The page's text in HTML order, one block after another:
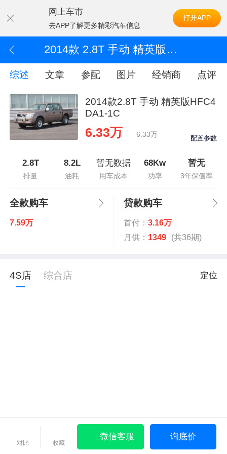
网上车市
去APP了解更多精彩汽车信息
打开APP
2014款 2.8T 手动 精英版HFC4DA1-1C
综述 文章 参配 图片 经销商 点评
2014款2.8T 手动 精英版HFC4
DA1-1C
6.33万 6.33万 配置参数
2.8T
排量
8.2L
油耗
暂无数据
用车成本
68Kw
功率
暂无
3年保值率
全款购车
7.59万
贷款购车
首付： 3.16万
月供： 1349 (共36期)
4S店 综合店 定位
对比 收藏
微信客服 询底价